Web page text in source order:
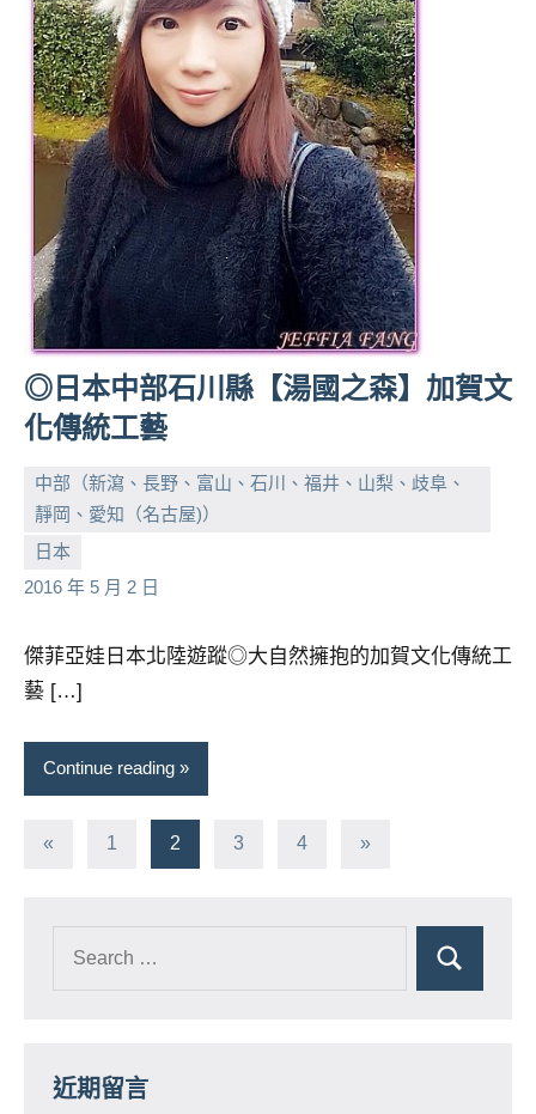
◎日本中部石川縣【湯國之森】加賀文
化傳統工藝
中部（新瀉、長野、富山、石川、福井、山梨、歧阜、
靜岡、愛知（名古屋)）
日本
2016 年 5 月 2 日
小
芳
No
comments
傑菲亞娃日本北陸遊蹤◎大自然擁抱的加賀文化傳統工
藝 […]
Continue reading
文
分
頁
« Previous
1 2 3 4
Next
»
近期留言